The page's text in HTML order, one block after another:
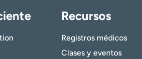
Recursos
Registros médicos
Clases y eventos